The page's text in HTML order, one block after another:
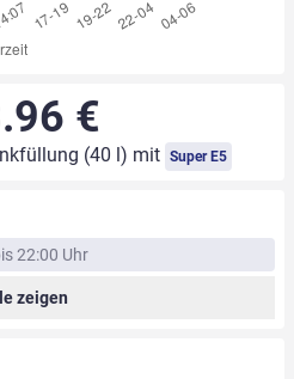
€
(40 l) mit Super E5
22:00 Uhr
zeigen